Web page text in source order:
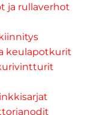
ja rullaverhot
keulapotkurit